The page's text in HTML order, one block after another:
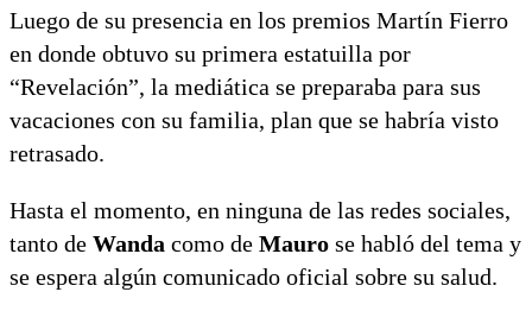
Luego de su presencia en los premios Martín Fierro
en donde obtuvo su primera estatuilla por
“Revelación”, la mediática se preparaba para sus
vacaciones con su familia, plan que se habría visto
retrasado.
Hasta el momento, en ninguna de las redes sociales,
tanto de Wanda como de Mauro se habló del tema y
se espera algún comunicado oficial sobre su salud.